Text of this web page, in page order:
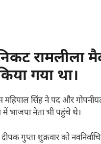
रामलीला
गया था।
महिपाल सिंह ने पद और
में भाजपा नेता भी पहुंचे थे।
गुप्ता शुक्रवार को